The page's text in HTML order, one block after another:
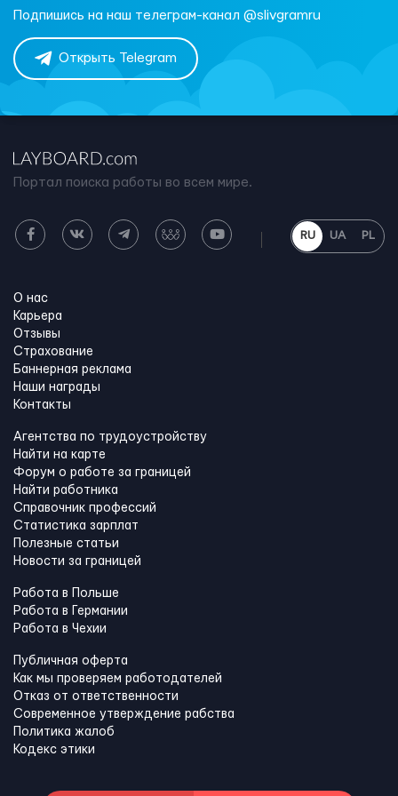
Подпишись на наш телеграм-канал @slivgramru
Открыть Telegram
Портал поиска работы во всем мире.
RU UA PL
О нас
Карьера
Отзывы
Страхование
Баннерная реклама
Наши награды
Контакты
Агентства по трудоустройству
Найти на карте
Форум о работе за границей
Найти работника
Справочник профессий
Статистика зарплат
Полезные статьи
Новости за границей
Работа в Польше
Работа в Германии
Работа в Чехии
Публичная оферта
Как мы проверяем работодателей
Отказ от ответственности
Современное утверждение рабства
Политика жалоб
Кодекс этики